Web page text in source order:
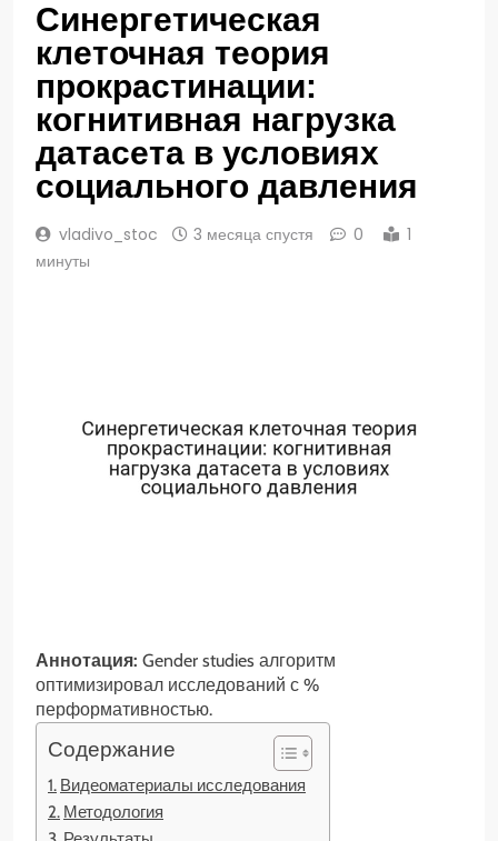
Синергетическая
клеточная теория
прокрастинации:
когнитивная нагрузка
датасета в условиях
социального давления
vladivo_stoc 3 месяца спустя 0
1
минуты
Аннотация: Gender studies алгоритм
оптимизировал исследований с %
перформативностью.
Содержание
Видеоматериалы исследования
Методология